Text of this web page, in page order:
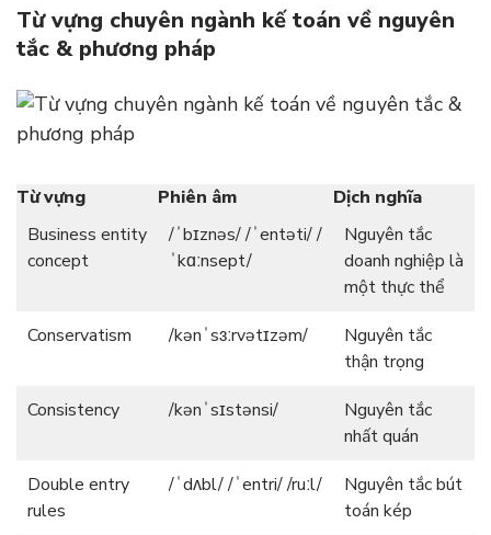
Từ vựng chuyên ngành kế toán về nguyên
tắc & phương pháp
Từ vựng Phiên âm
Dịch nghĩa
Business entity
concept
/ˈbɪznəs/ /ˈentəti/ /
ˈkɑːnsept/
Nguyên tắc
doanh nghiệp là
một thực thể
Conservatism
/kənˈsɜːrvətɪzəm/
Nguyên tắc
thận trọng
Consistency
/kənˈsɪstənsi/
Nguyên tắc
nhất quán
Double entry
rules
/ˈdʌbl/ /ˈentri/ /ruːl/
Nguyên tắc bút
toán kép